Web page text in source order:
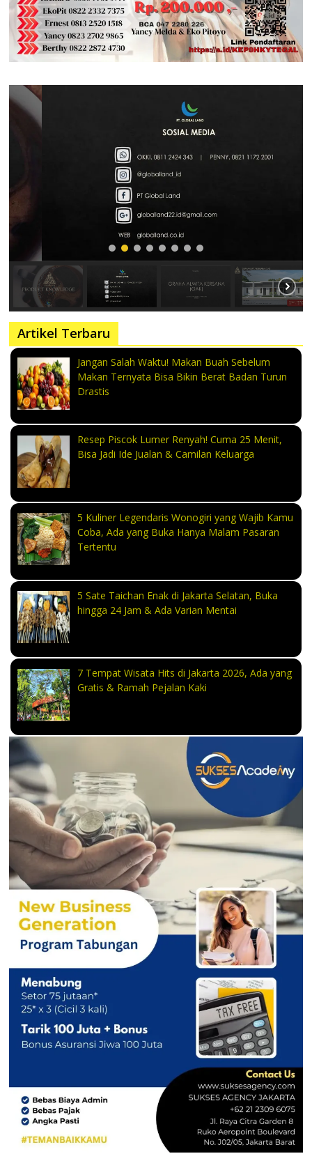
Artikel Terbaru
Jangan Salah Waktu! Makan Buah Sebelum
Makan Ternyata Bisa Bikin Berat Badan Turun
Drastis
Resep Piscok Lumer Renyah! Cuma 25 Menit,
Bisa Jadi Ide Jualan & Camilan Keluarga
5 Kuliner Legendaris Wonogiri yang Wajib Kamu
Coba, Ada yang Buka Hanya Malam Pasaran
Tertentu
5 Sate Taichan Enak di Jakarta Selatan, Buka
hingga 24 Jam & Ada Varian Mentai
7 Tempat Wisata Hits di Jakarta 2026, Ada yang
Gratis & Ramah Pejalan Kaki